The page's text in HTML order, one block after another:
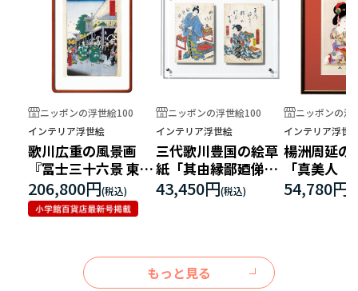
ニッポンの浮世絵100
インテリア浮世絵
歌川広重の風景画
『冨士三十六景 東都
駿河町』
206,800円
ニッポンの浮世絵100
インテリア浮世絵
三代歌川豊国の絵草
紙「其由縁鄙廼俤
十九編」
43,450円
ニッポンの浮
インテリア浮世
楊洲周延の
「真美人
54,780円
もっと見る